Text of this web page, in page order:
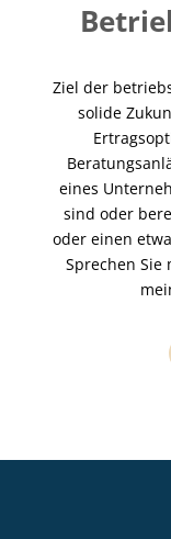
Ziel der
solide
eines
sind oder
oder einen
Sprechen